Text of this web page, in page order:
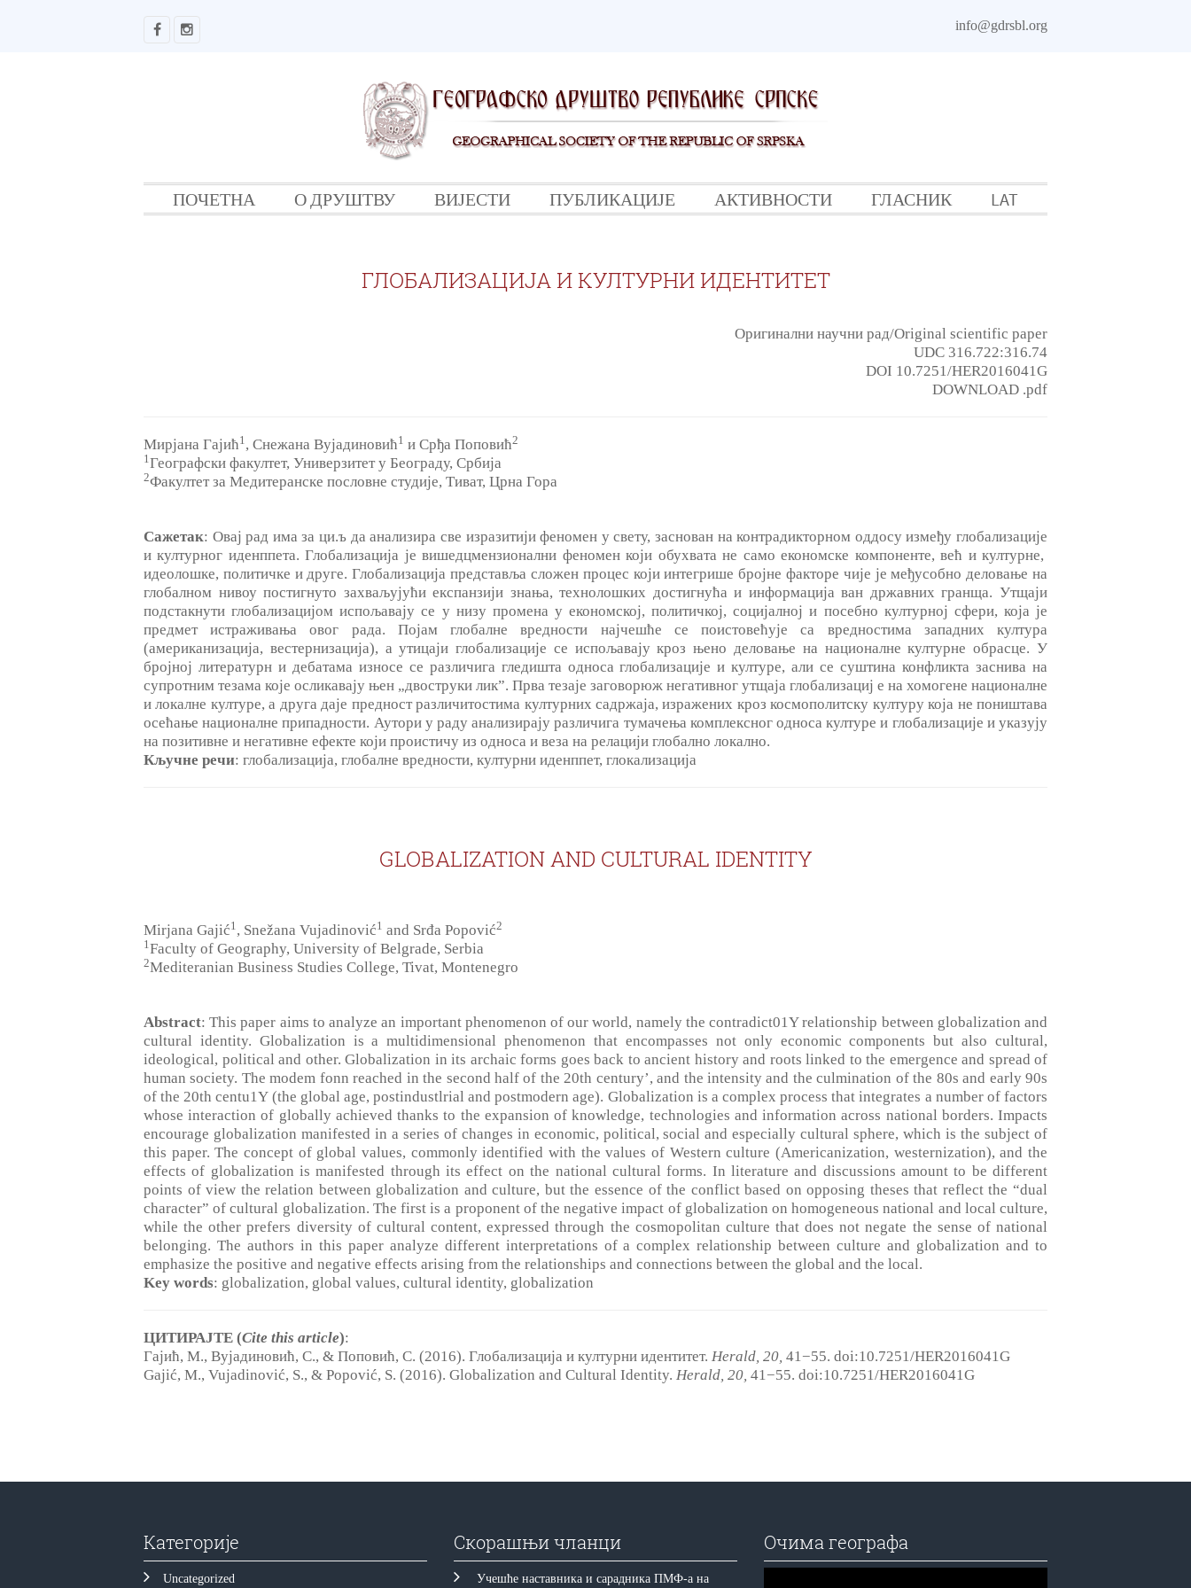
info@gdrsbl.org
ПОЧЕТНА О ДРУШТВУ ВИЈЕСТИ ПУБЛИКАЦИЈЕ АКТИВНОСТИ ГЛАСНИК LAT
ГЛОБАЛИЗАЦИЈА И КУЛТУРНИ ИДЕНТИТЕТ
Оригинални научни рад/Original scientific paper
UDC 316.722:316.74
DOI 10.7251/HER2016041G
DOWNLOAD .pdf
Мирјана Гајић1 , Снежана Вујадиновић1 и Срђа Поповић2
1 Географски факултет, Универзитет у Београду, Србија
2Факултет за Медитеранске пословне студије, Тиват, Црна Гора
Сажетак: Овај рад има за ци.ъ да анализира све изразитији феномен у свету, заснован на контрадикторном оддосу између глобализације
и културног иденппета. Глобализација je вишедцмензионални феномен који обухвата не само економске компоненте, већ и културне,
идеолошке, политичке и друге. Глобализација представља сложен процес који интегрише бројне факторе чије je међусобно деловање на
глобалном нивоу постигнуто захваљујући експанзији знања, технолошких достигнућа и информација ван државних гранща. Утщаји
подстакнути глобализацијом испољавају се у низу промена у економској, политичкој, социјалној и посебно културној сфери, која je
предмет истраживања овог рада. Појам глобалне вредности најчешће се поистовећује са вредностима западних култура
(американизација, вестернизација), а утицаји глобализације се испољавају кроз њено деловање на националне културне обрасце. У
бројној литературн и дебатама износе се различига гледишта односа глобализације и културе, али се суштина конфликта заснива на
супротним тезама које осликавају њен „двоструки лик”. Прва тезаје заговорюж негативног утщаја глобализациј е на хомогене националне
и локалне културе, а друга даје предност различитостима културних садржаја, изражених кроз космополитску културу која не поништава
осећање националне припадности. Аутори у раду анализирају различига тумачења комплексног односа културе и глобализације и указују
на позитивне и негативне ефекте који проистичу из односа и веза на релацији глобално локално.
Кључне речи: глобализација, глобалне вредности, културни иденппет, глокализација
GLOBALIZATION AND CULTURAL IDENTITY
Mirjana Gajić1 , Snežana Vujadinović1 and Srđa Popović2
1 Faculty of Geogrаphy, University of Belgrade, Serbia
2Mediteranian Business Studies College, Tivat, Montenegro
Abstract: This paper aims to analyze an important phenomenon of our world, namely the contradict01Y relationship between globalization and
cultural identity. Globalization is a multidimensional phenomenon that encompasses not only economic components but also cultural,
ideological, political and other. Globalization in its archaic forms goes back to ancient history and roots linked to the emergence and spread of
human society. The modem fonn reached in the second half of the 20th century’, and the intensity and the culmination of the 80s and early 90s
of the 20th centu1Y (the global age, postindustlrial and postmodern age). Globalization is a complex process that integrates a number of factors
whose interaction of globally achieved thanks to the expansion of knowledge, technologies and information across national borders. Impacts
encourage globalization manifested in a series of changes in economic, political, social and especially cultural sphere, which is the subject of
this paper. The concept of global values, commonly identified with the values of Western culture (Americanization, westernization), and the
effects of globalization is manifested through its effect on the national cultural forms. In literature and discussions amount to be different
points of view the relation between globalization and culture, but the essence of the conflict based on opposing theses that reflect the “dual
character” of cultural globalization. The first is a proponent of the negative impact of globalization on homogeneous national and local culture,
while the other prefers diversity of cultural content, expressed through the cosmopolitan culture that does not negate the sense of national
belonging. The authors in this paper analyze different interpretations of a complex relationship between culture and globalization and to
emphasize the positive and negative effects arising from the relationships and connections between the global and the local.
Key words: globalization, global values, cultural identity, globalization
ЦИТИРАЈТЕ (Cite this article):
Гајић, М., Вујадиновић, С., & Поповић, С. (2016). Глобализација и културни идентитет. Herald, 20, 41−55. doi:10.7251/HER2016041G
Gajić, M., Vujadinović, S., & Popović, S. (2016). Globalization and Cultural Identity. Herald, 20, 41−55. doi:10.7251/HER2016041G
Категорије
Uncategorized
Скорашњи чланци
Учешће наставника и сарадника ПМФ-а на
Очима географа